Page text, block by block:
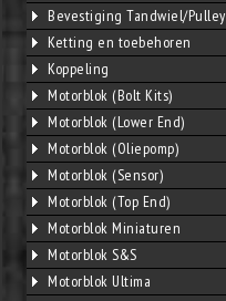
Bevestiging Tandwiel/Pulley
Ketting en toebehoren
Koppeling
Motorblok (Bolt Kits)
Motorblok (Lower End)
Motorblok (Oliepomp)
Motorblok (Sensor)
Motorblok (Top End)
Motorblok Miniaturen
Motorblok S&S
Motorblok Ultima